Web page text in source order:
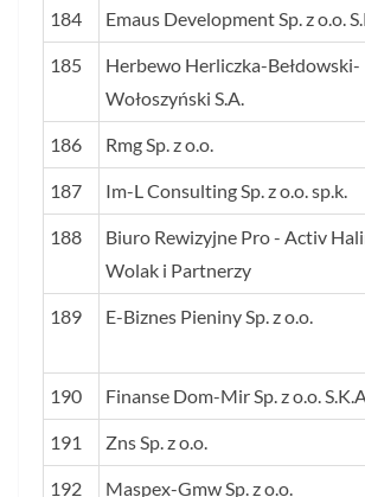
184 Emaus Development Sp. z o.o.
185
Herbewo Herliczka-Bełdowski-
Wołoszyński S.A.
186 Rmg Sp. z o.o.
187 Im-L Consulting Sp. z o.o. sp.k.
188
Biuro Rewizyjne Pro - Activ
Wolak i Partnerzy
189 E-Biznes Pieniny Sp. z o.o.
190 Finanse Dom-Mir Sp. z o.o.
191 Zns Sp. z o.o.
192 Maspex-Gmw Sp. z o.o.